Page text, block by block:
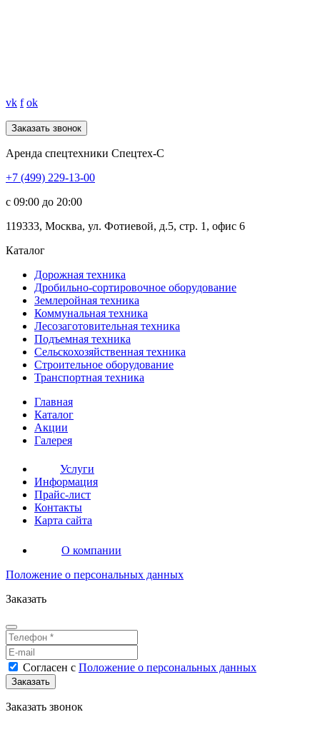
vk f ok
Аренда спецтехники Спецтех-С
+7 (499) 229-13-00
c 09:00 до 20:00
119333, Москва, ул. Фотиевой, д.5, стр. 1, офис 6
Каталог
Дорожная техника
Дробильно-сортировочное оборудование
Землеройная техника
Коммунальная техника
Лесозаготовительная техника
Подъемная техника
Сельскохозяйственная техника
Строительное оборудование
Транспортная техника
Главная
Каталог
Акции
Галерея
Услуги
Информация
Прайс-лист
Контакты
Карта сайта
О компании
Положение о персональных данных
Заказать
Согласен с Положение о персональных данных
Заказать звонок